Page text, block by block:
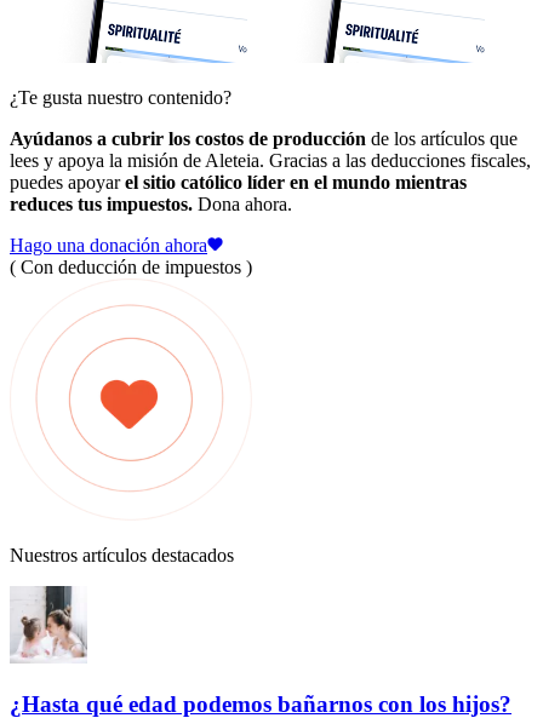
¿Te gusta nuestro contenido?
Ayúdanos a cubrir los costos de producción de los artículos que
lees y apoya la misión de Aleteia. Gracias a las deducciones fiscales,
puedes apoyarel sitio católico líder en el mundo mientras
reduces tus impuestos. Dona ahora.
Hago una donación ahora
( Con deducción de impuestos )
Nuestros artículos destacados
¿Hasta qué edad podemos bañarnos con los hijos?